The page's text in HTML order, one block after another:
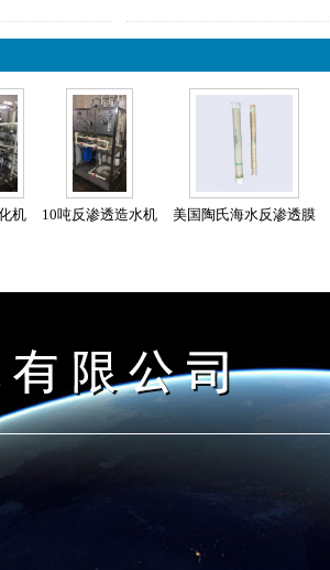
机 10吨反渗透造水机 美国陶氏海水反渗透膜